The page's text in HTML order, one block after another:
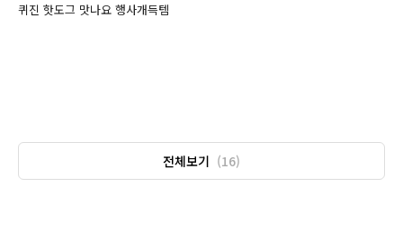
퀴진 핫도그 맛나요 행사개득템
전체보기 (16)